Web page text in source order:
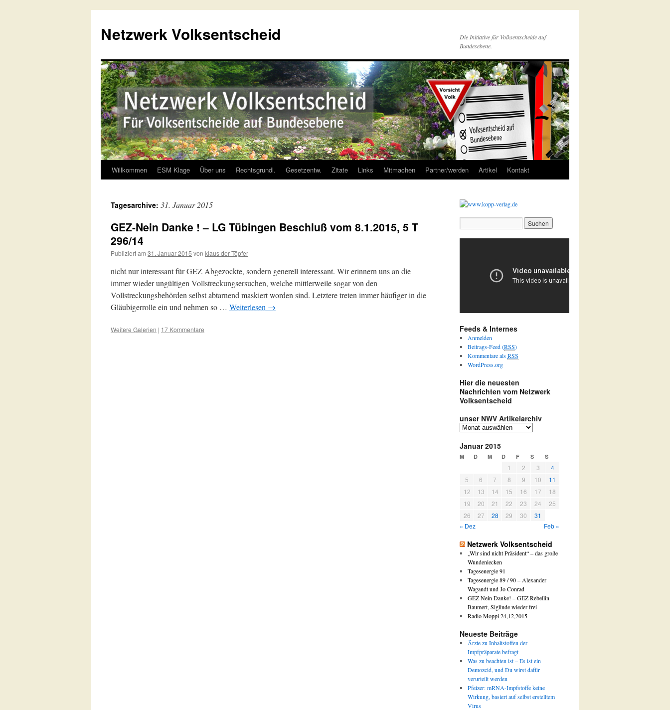
Netzwerk Volksentscheid
Die Initiative für Volksentscheide auf
Bundesebene.
Springe
Inhalt
Willkommen ESM Klage Über uns Rechtsgrundl. Gesetzentw. Zitate Links Mitmachen Partner/werden Artikel Kontakt
Tagesarchive: 31. Januar 2015
GEZ-Nein Danke ! – LG Tübingen Beschluß vom 8.1.2015, 5 T
296/14
Publiziert am 31. Januar 2015 von klaus der Töpfer
nicht nur interessant für GEZ Abgezockte, sondern generell interessant. Wir erinnern uns an die
immer wieder ungültigen Vollstreckungsersuchen, welche mittlerweile sogar von den
Vollstreckungsbehörden selbst abtarnend maskiert worden sind. Letztere treten immer häufiger in die
Gläubigerrolle ein und nehmen so … Weiterlesen →
Weitere Galerien | 17 Kommentare Feeds & Internes
Anmelden
Beitrags-Feed (RSS)
Kommentare alsRSS
WordPress.org
Hier die neuesten
Nachrichten vom Netzwerk
Volksentscheid
unser NWV Artikelarchiv
s
e
i
e
l
r
c
i
Januar 2015
M D M D F S S
« Dez Feb »
1 2 3
4
5
6 7 8 9 10
11
12
13 14 15 16 17
18
19
20 21 22 23 24
25
26
27 28 29 30 31
Netzwerk Volksentscheid
„Wir sind nicht Präsident“ – das große
Wundenlecken
Tagesenergie 91
Tagesenergie 89 / 90 – Alexander
Wagandt und Jo Conrad
GEZ Nein Danke! – GEZ Rebellin
Baumert, Siglinde wieder frei
Radio Moppi 24,12,2015
Neueste Beiträge
Ärzte zu Inhaltstoffen der
Impfpräparate befragt
Was zu beachten ist – Es ist ein
Demozcid, und Du wirst dafür
verurteilt werden
Pfeizer: mRNA-Impfstoffe keine
Wirkung, basiert auf selbst erstelltem
Virus